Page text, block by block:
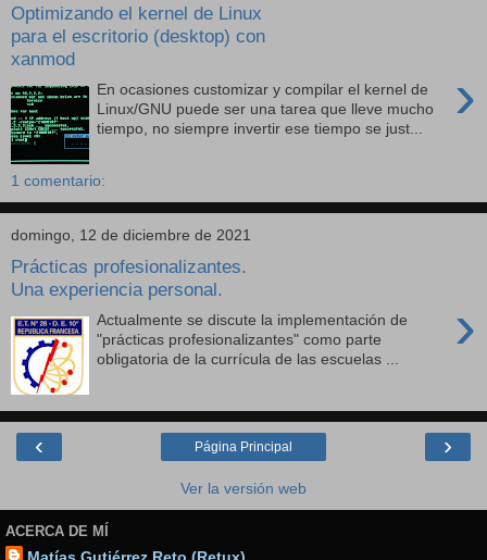
Optimizando el kernel de Linux
para el escritorio (desktop) con
xanmod
›
En ocasiones customizar y compilar el kernel de
Linux/GNU puede ser una tarea que lleve mucho
tiempo, no siempre invertir ese tiempo se just...
1 comentario:
domingo, 12 de diciembre de 2021
Prácticas profesionalizantes.
Una experiencia personal.
›
Actualmente se discute la implementación de
"prácticas profesionalizantes" como parte
obligatoria de la currícula de las escuelas ...
‹ ›
Página Principal
Ver la versión web
ACERCA DE MÍ